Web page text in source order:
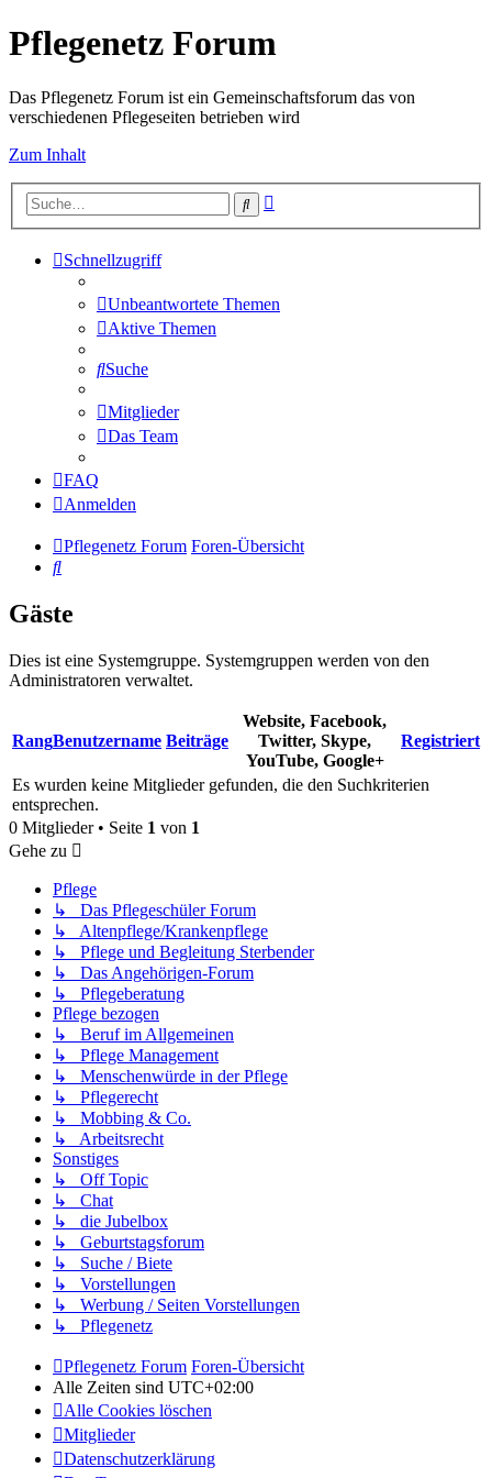
Pflegenetz Forum
Das Pflegenetz Forum ist ein Gemeinschaftsforum das von
verschiedenen Pflegeseiten betrieben wird
Zum Inhalt
Suche
Schnellzugriff
Unbeantwortete Themen
Aktive Themen
Suche
Mitglieder
Das Team
FAQ
Anmelden
Pflegenetz Forum Foren-Übersicht
Suche
Gäste
Dies ist eine Systemgruppe. Systemgruppen werden von den
Administratoren verwaltet.
RangBenutzername Beiträge
Website, Facebook,
Twitter, Skype,
YouTube, Google+
Registriert
Es wurden keine Mitglieder gefunden, die den Suchkriterien
entsprechen.
0 Mitglieder • Seite 1 von 1
Gehe zu
Pflege
↳ Das Pflegeschüler Forum
↳ Altenpflege/Krankenpflege
↳ Pflege und Begleitung Sterbender
↳ Das Angehörigen-Forum
↳ Pflegeberatung
Pflege bezogen
↳ Beruf im Allgemeinen
↳ Pflege Management
↳ Menschenwürde in der Pflege
↳ Pflegerecht
↳ Mobbing & Co.
↳ Arbeitsrecht
Sonstiges
↳ Off Topic
↳ Chat
↳ die Jubelbox
↳ Geburtstagsforum
↳ Suche / Biete
↳ Vorstellungen
↳ Werbung / Seiten Vorstellungen
↳ Pflegenetz
Pflegenetz Forum Foren-Übersicht
Alle Zeiten sind UTC+02:00
Alle Cookies löschen
Mitglieder
Datenschutzerklärung